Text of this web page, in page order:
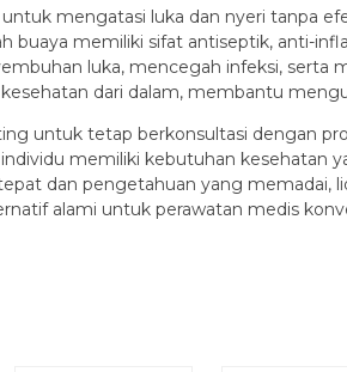
mengatasi luka dan nyeri tanpa
buaya memiliki sifat antiseptik, anti-
luka, mencegah infeksi, serta
dari dalam, membantu
untuk tetap berkonsultasi dengan
memiliki kebutuhan kesehatan
dan pengetahuan yang memadai,
alami untuk perawatan medis